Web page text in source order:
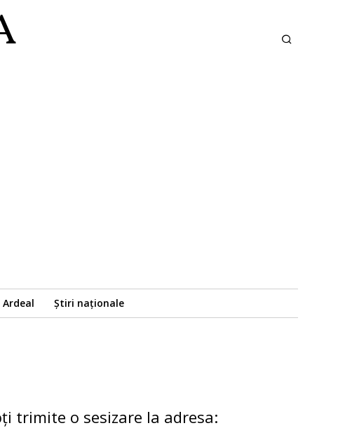
Știri naționale
trimite o sesizare la adresa: